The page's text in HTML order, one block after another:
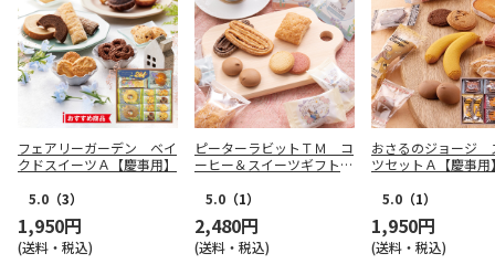
フェアリーガーデン ベイ
クドスイーツＡ【慶事用】
5.0 （3）
1,950円
(送料・税込)
ピーターラビットＴＭ コ
ーヒー＆スイーツギフトＡ
5.0 （1）
2,480円
(送料・税込)
おさるのジョージ
ツセットＡ【慶事用
5.0 （1）
1,950円
(送料・税込)